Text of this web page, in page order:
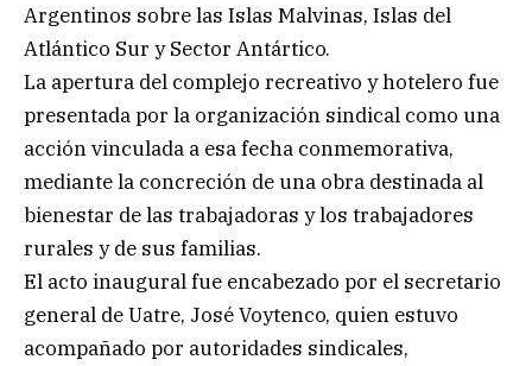
Argentinos sobre las Islas Malvinas, Islas del
Atlántico Sur y Sector Antártico.
La apertura del complejo recreativo y hotelero fue
presentada por la organización sindical como una
acción vinculada a esa fecha conmemorativa,
mediante la concreción de una obra destinada al
bienestar de las trabajadoras y los trabajadores
rurales y de sus familias.
El acto inaugural fue encabezado por el secretario
general de Uatre, José Voytenco, quien estuvo
acompañado por autoridades sindicales,